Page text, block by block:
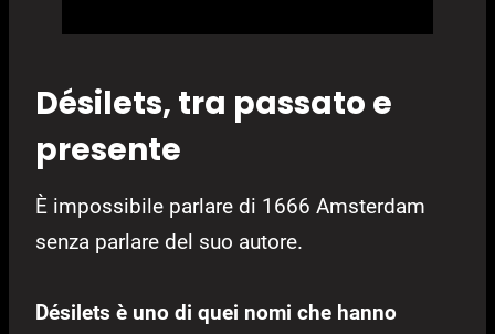
Désilets, tra passato e
presente
È impossibile parlare di 1666 Amsterdam
senza parlare del suo autore.
Désilets è uno di quei nomi che hanno